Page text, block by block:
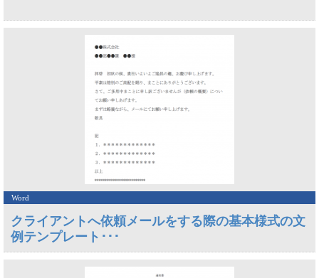
Word
クライアントへ依頼メールをする際の基本様式の文
例テンプレート･･･